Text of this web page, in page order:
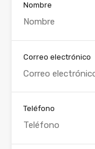
Nombre
Correo electrónico
Teléfono